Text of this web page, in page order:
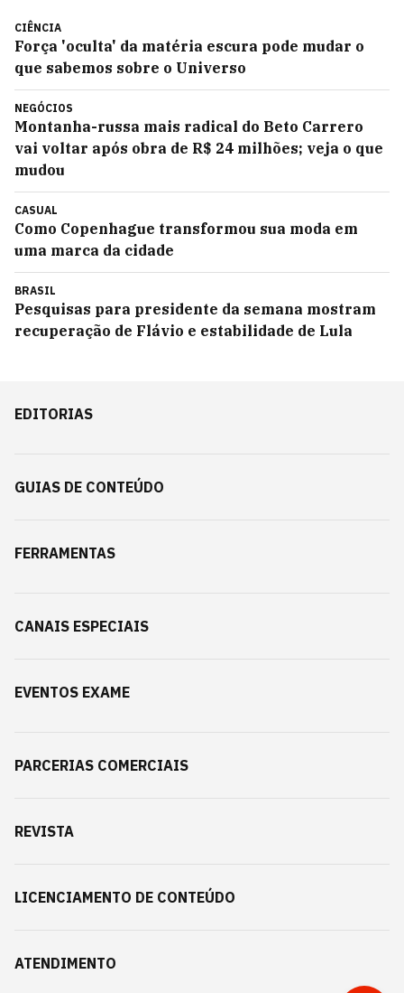
CIÊNCIA
Força 'oculta' da matéria escura pode mudar o
que sabemos sobre o Universo
NEGÓCIOS
Montanha-russa mais radical do Beto Carrero
vai voltar após obra de R$ 24 milhões; veja o que
mudou
CASUAL
Como Copenhague transformou sua moda em
uma marca da cidade
BRASIL
Pesquisas para presidente da semana mostram
recuperação de Flávio e estabilidade de Lula
EDITORIAS
GUIAS DE CONTEÚDO
FERRAMENTAS
CANAIS ESPECIAIS
EVENTOS EXAME
PARCERIAS COMERCIAIS
REVISTA
LICENCIAMENTO DE CONTEÚDO
ATENDIMENTO